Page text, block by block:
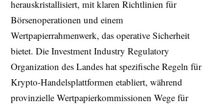
herauskristallisiert, mit klaren Richtlinien für
Börsenoperationen und einem
Wertpapierrahmenwerk, das operative Sicherheit
bietet. Die Investment Industry Regulatory
Organization des Landes hat spezifische Regeln für
Krypto-Handelsplattformen etabliert, während
provinzielle Wertpapierkommissionen Wege für